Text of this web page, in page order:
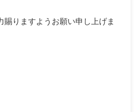
賜りますようお願い申し上げま